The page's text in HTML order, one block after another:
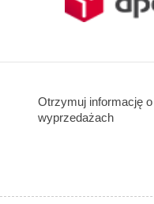
Otrzymuj informację
wyprzedażach